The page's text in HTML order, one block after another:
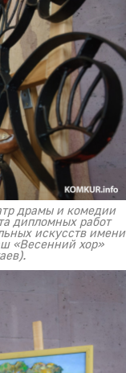
драмы и комедии
дипломных работ
искусств имени
«Весенний хор»